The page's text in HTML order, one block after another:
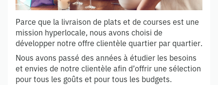
Parce que la livraison de plats et de courses est une
mission hyperlocale, nous avons choisi de
développer notre offre clientèle quartier par quartier.
Nous avons passé des années à étudier les besoins
et envies de notre clientèle afin d’offrir une sélection
pour tous les goûts et pour tous les budgets.